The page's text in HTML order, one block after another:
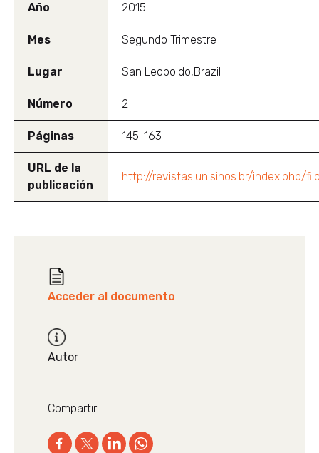
Año 2015
Mes Segundo Trimestre
Lugar San Leopoldo,Brazil
Número 2
Páginas 145-163
URL de la
publicación
http://revistas.unisinos.br/index.php/
Acceder al documento
Autor
Compartir